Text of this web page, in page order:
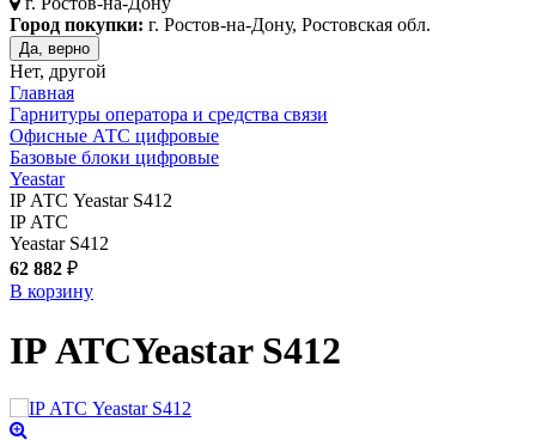
Город покупки: г. Ростов-на-Дону, Ростовская обл.
Да, верно
Нет, другой
Главная
Гарнитуры оператора и средства связи
Офисные АТС цифровые
Базовые блоки цифровые
Yeastar
IP АТС Yeastar S412
IP АТС
Yeastar S412
62 882 ₽
В корзину
IP АТСYeastar S412